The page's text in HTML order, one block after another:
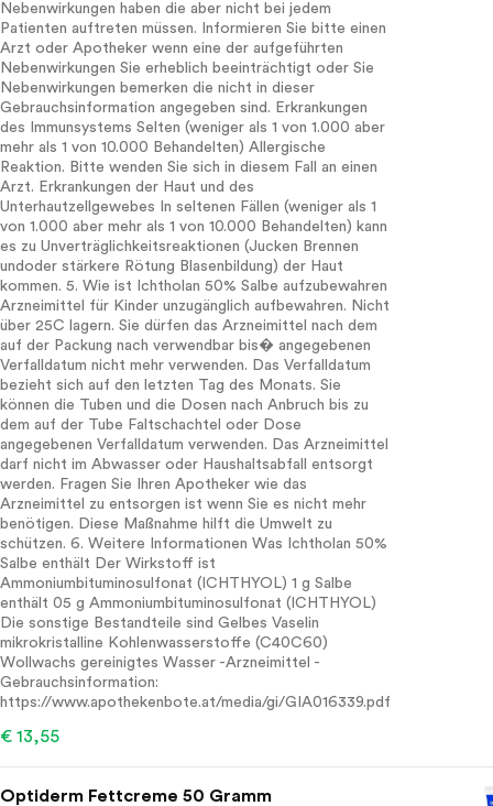
Nebenwirkungen haben die aber nicht bei jedem
Patienten auftreten müssen. Informieren Sie bitte einen
Arzt oder Apotheker wenn eine der aufgeführten
Nebenwirkungen Sie erheblich beeinträchtigt oder Sie
Nebenwirkungen bemerken die nicht in dieser
Gebrauchsinformation angegeben sind. Erkrankungen
des Immunsystems Selten (weniger als 1 von 1.000 aber
mehr als 1 von 10.000 Behandelten) Allergische
Reaktion. Bitte wenden Sie sich in diesem Fall an einen
Arzt. Erkrankungen der Haut und des
Unterhautzellgewebes In seltenen Fällen (weniger als 1
von 1.000 aber mehr als 1 von 10.000 Behandelten) kann
es zu Unverträglichkeitsreaktionen (Jucken Brennen
undoder stärkere Rötung Blasenbildung) der Haut
kommen. 5. Wie ist Ichtholan 50% Salbe aufzubewahren
Arzneimittel für Kinder unzugänglich aufbewahren. Nicht
über 25C lagern. Sie dürfen das Arzneimittel nach dem
auf der Packung nach verwendbar bis� angegebenen
Verfalldatum nicht mehr verwenden. Das Verfalldatum
bezieht sich auf den letzten Tag des Monats. Sie
können die Tuben und die Dosen nach Anbruch bis zu
dem auf der Tube Faltschachtel oder Dose
angegebenen Verfalldatum verwenden. Das Arzneimittel
darf nicht im Abwasser oder Haushaltsabfall entsorgt
werden. Fragen Sie Ihren Apotheker wie das
Arzneimittel zu entsorgen ist wenn Sie es nicht mehr
benötigen. Diese Maßnahme hilft die Umwelt zu
schützen. 6. Weitere Informationen Was Ichtholan 50%
Salbe enthält Der Wirkstoff ist
Ammoniumbituminosulfonat (ICHTHYOL) 1 g Salbe
enthält 05 g Ammoniumbituminosulfonat (ICHTHYOL)
Die sonstige Bestandteile sind Gelbes Vaselin
mikrokristalline Kohlenwasserstoffe (C40C60)
Wollwachs gereinigtes Wasser -Arzneimittel -
Gebrauchsinformation:
https://www.apothekenbote.at/media/gi/GIA016339.pdf
€ 13,55
Optiderm Fettcreme 50 Gramm